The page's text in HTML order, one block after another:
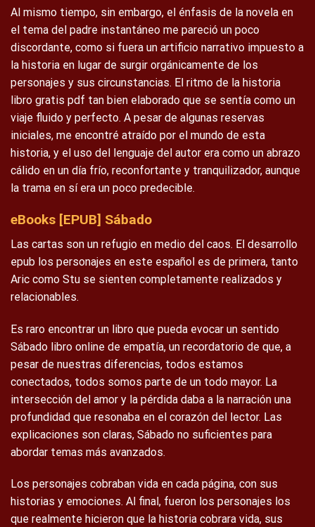
Al mismo tiempo, sin embargo, el énfasis de la novela en
el tema del padre instantáneo me pareció un poco
discordante, como si fuera un artificio narrativo impuesto a
la historia en lugar de surgir orgánicamente de los
personajes y sus circunstancias. El ritmo de la historia
libro gratis pdf tan bien elaborado que se sentía como un
viaje fluido y perfecto. A pesar de algunas reservas
iniciales, me encontré atraído por el mundo de esta
historia, y el uso del lenguaje del autor era como un abrazo
cálido en un día frío, reconfortante y tranquilizador, aunque
la trama en sí era un poco predecible.
eBooks [EPUB] Sábado
Las cartas son un refugio en medio del caos. El desarrollo
epub los personajes en este español es de primera, tanto
Aric como Stu se sienten completamente realizados y
relacionables.
Es raro encontrar un libro que pueda evocar un sentido
Sábado libro online​ de empatía, un recordatorio de que, a
pesar de nuestras diferencias, todos estamos
conectados, todos somos parte de un todo mayor. La
intersección del amor y la pérdida daba a la narración una
profundidad que resonaba en el corazón del lector. Las
explicaciones son claras, Sábado no suficientes para
abordar temas más avanzados.
Los personajes cobraban vida en cada página, con sus
historias y emociones. Al final, fueron los personajes los
que realmente hicieron que la historia cobrara vida, sus